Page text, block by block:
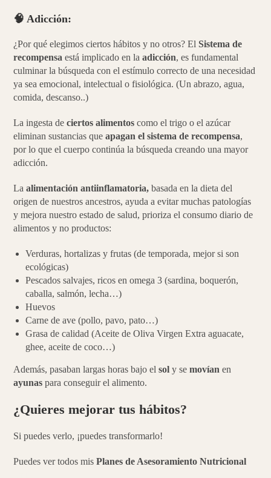
🧠 Adicción:
¿Por qué elegimos ciertos hábitos y no otros? ElSistema de
recompensa está implicado en laadicción, es fundamental
culminar la búsqueda con el estímulo correcto de una necesidad
ya sea emocional, intelectual o fisiológica. (Un abrazo, agua,
comida, descanso..)
La ingesta deciertos alimentos como el trigo o el azúcar
eliminan sustancias queapagan el sistema de recompensa,
por lo que el cuerpo continúa la búsqueda creando una mayor
adicción.
Laalimentación antiinflamatoria, basada en la dieta del
origen de nuestros ancestros, ayuda a evitar muchas patologías
y mejora nuestro estado de salud, prioriza el consumo diario de
alimentos y no productos:
Verduras, hortalizas y frutas (de temporada, mejor si son
ecológicas)
Pescados salvajes, ricos en omega 3 (sardina, boquerón,
caballa, salmón, lecha…)
Huevos
Carne de ave (pollo, pavo, pato…)
Grasa de calidad (Aceite de Oliva Virgen Extra aguacate,
ghee, aceite de coco…)
Además, pasaban largas horas bajo elsol y semovían en
ayunas para conseguir el alimento.
¿Quieres mejorar tus hábitos?
Si puedes verlo, ¡puedes transformarlo!
Puedes ver todos misPlanes de Asesoramiento Nutricional